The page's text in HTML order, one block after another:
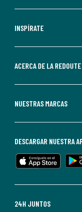
INSPÍRATE
ACERCA DE LA REDOUTE
NUESTRAS MARCAS
24H JUNTOS
DESCARGAR NUESTRA